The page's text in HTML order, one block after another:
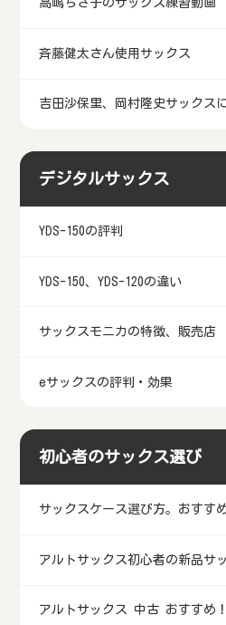
高嶋ちさ子のサックス練習動画
斉藤健太さん使用サックス
吉田沙保里、岡村隆史サックス
デジタルサックス
YDS-150の評判
YDS-150、YDS-120の違い
サックスモニカの特徴、販売店
eサックスの評判・効果
初心者のサックス選び
サックスケース選び方。おすす
アルトサックス初心者の新品サ
アルトサックス 中古 おすすめ！